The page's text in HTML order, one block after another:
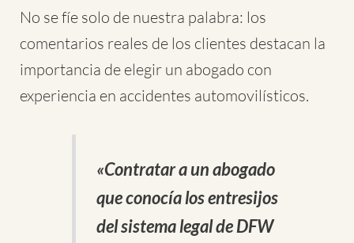
No se fíe solo de nuestra palabra: los
comentarios reales de los clientes destacan la
importancia de elegir un abogado con
experiencia en accidentes automovilísticos.
«Contratar a un abogado
que conocía los entresijos
del sistema legal de DFW